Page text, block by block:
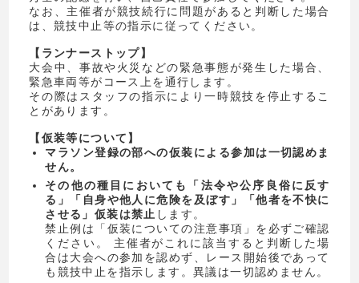
なお、主催者が競技続行に問題があると判断した場合
は、競技中止等の指示に従ってください。
【ランナーストップ】
大会中、事故や火災などの緊急事態が発生した場合、
緊急車両等がコース上を通行します。
その際はスタッフの指示により一時競技を停止するこ
とがあります。
【仮装等について】
マラソン登録の部への仮装による参加は一切認めま
せん。
その他の種目においても「法令や公序良俗に反す
る」「自身や他人に危険を及ぼす」「他者を不快に
させる」仮装は禁止 します。
禁止例は「仮装についての注意事項」を必ずご確認
ください。 主催者がこれに該当すると判断した場
合は大会への参加を認めず、レース開始後であって
も競技中止を指示します。異議は一切認めません。